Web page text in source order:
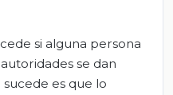
si alguna persona
se dan
es que lo